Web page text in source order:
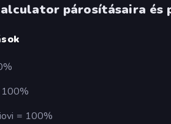
párosításaira és
100%
= 100%